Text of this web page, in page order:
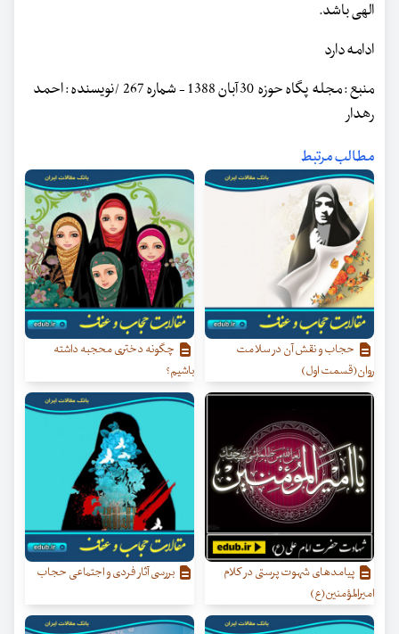
الهی باشد.
ادامه دارد
منبع : مجله پگاه حوزه 30 آبان 1388 - شماره 267 /نویسنده : احمد
رهدار
مطالب مرتبط
حجاب و نقش آن در سلامت
روان(قسمت اول)
چگونه دختری محجبه داشته
باشیم؟
پیامدهای شهوت پرستی در کلام
امیرالمؤمنین(ع)
بررسی آثار فردی و اجتماعی حجاب